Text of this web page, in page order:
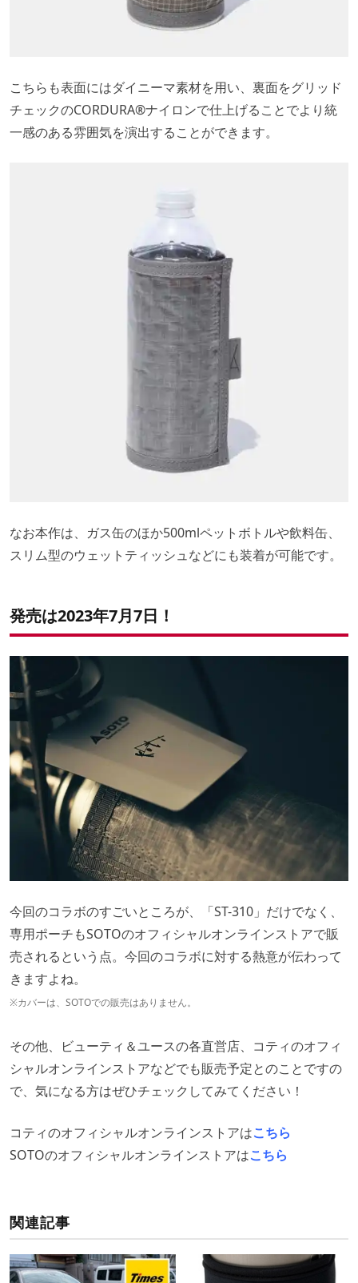
こちらも表面にはダイニーマ素材を用い、裏面をグリッド
チェックのCORDURA®ナイロンで仕上げることでより統
一感のある雰囲気を演出することができます。
なお本作は、ガス缶のほか500mlペットボトルや飲料缶、
スリム型のウェットティッシュなどにも装着が可能です。
発売は2023年7月7日！
今回のコラボのすごいところが、「ST-310」だけでなく、
専用ポーチもSOTOのオフィシャルオンラインストアで販
売されるという点。今回のコラボに対する熱意が伝わって
きますよね。
※カバーは、SOTOでの販売はありません。
その他、ビューティ＆ユースの各直営店、コティのオフィ
シャルオンラインストアなどでも販売予定とのことですの
で、気になる方はぜひチェックしてみてください！
コティのオフィシャルオンラインストアはこちら
SOTOのオフィシャルオンラインストアはこちら
関連記事